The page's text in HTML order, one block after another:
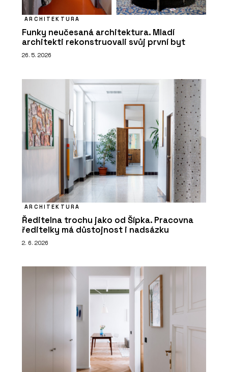
ARCHITEKTURA
Funky neučesaná architektura. Mladí
architekti rekonstruovali svůj první byt
26. 5. 2026
ARCHITEKTURA
Ředitelna trochu jako od Šípka. Pracovna
ředitelky má důstojnost i nadsázku
2. 6. 2026